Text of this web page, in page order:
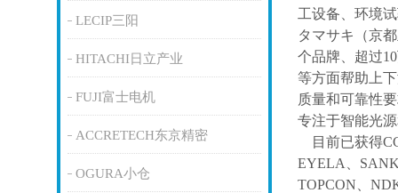
LECIP三阳
HITACHI日立产业
FUJI富士电机
ACCRETECH东京精密
OGURA小仓
工设备、环境
タマサキ（京
个品牌、超过
等方面帮助上
质量和可靠性
专注于智能光
目前已获得
EYELA、
TOPCON、